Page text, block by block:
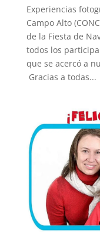
Experiencias
Campo Alto
de la Fiesta de
todos los
que se acercó a
Gracias a todas...